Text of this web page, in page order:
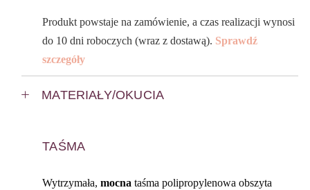
Produkt powstaje na zamówienie, a czas realizacji wynosi
do 10 dni roboczych (wraz z dostawą). Sprawdź
szczegóły
MATERIAŁY/OKUCIA
TAŚMA
Wytrzymała,mocna taśma polipropylenowa obszyta